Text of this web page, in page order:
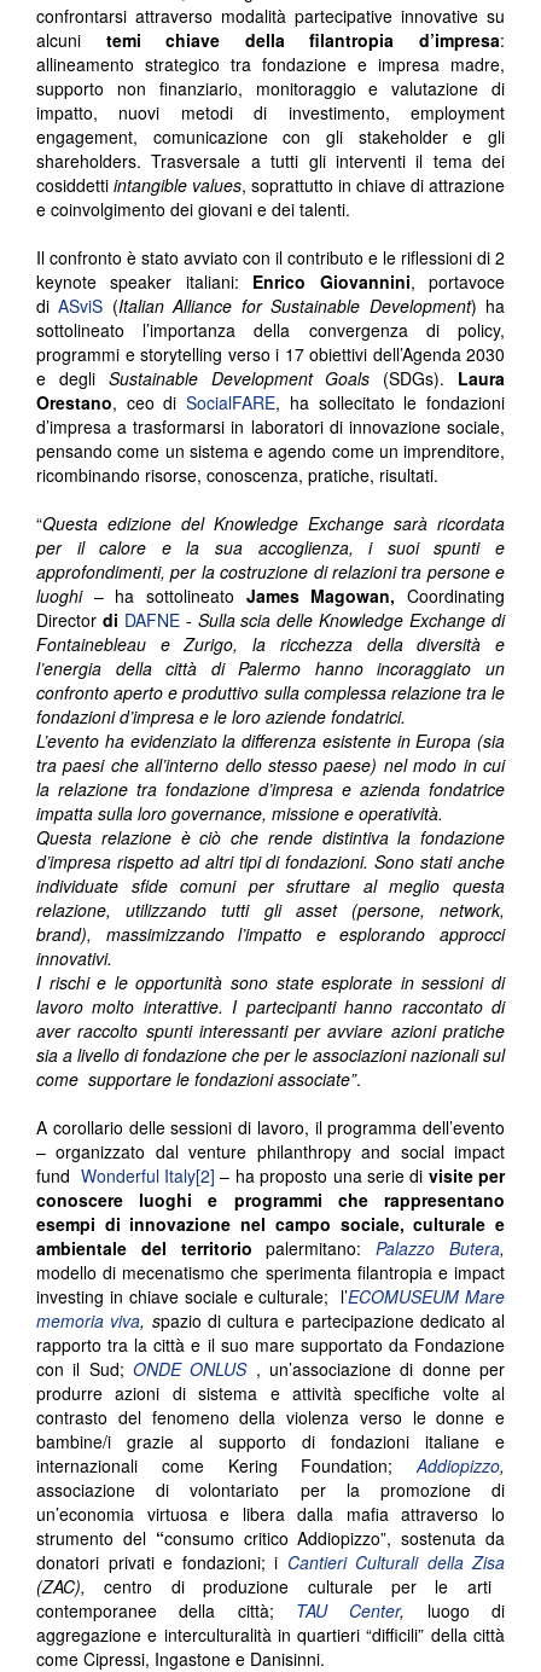
confrontarsi attraverso modalità partecipative innovative su
alcuni temi chiave della filantropia d’impresa:
allineamento strategico tra fondazione e impresa madre,
supporto non finanziario, monitoraggio e valutazione di
impatto, nuovi metodi di investimento, employment
engagement, comunicazione con gli stakeholder e gli
shareholders. Trasversale a tutti gli interventi il tema dei
cosiddetti intangible values, soprattutto in chiave di attrazione
e coinvolgimento dei giovani e dei talenti.
Il confronto è stato avviato con il contributo e le riflessioni di 2
keynote speaker italiani: Enrico Giovannini, portavoce
diASviS (Italian Alliance for Sustainable Development) ha
sottolineato l’importanza della convergenza di policy,
programmi e storytelling verso i 17 obiettivi dell’Agenda 2030
e degli Sustainable Development Goals (SDGs). Laura
Orestano, ceo diSocialFARE, ha sollecitato le fondazioni
d’impresa a trasformarsi in laboratori di innovazione sociale,
pensando come un sistema e agendo come un imprenditore,
ricombinando risorse, conoscenza, pratiche, risultati.
“Questa edizione del Knowledge Exchange sarà ricordata
per il calore e la sua accoglienza, i suoi spunti e
approfondimenti, per la costruzione di relazioni tra persone e
luoghi– ha sottolineato James Magowan,Coordinating
Director di DAFNE- Sulla scia delle Knowledge Exchange di
Fontainebleau e Zurigo, la ricchezza della diversità e
l’energia della città di Palermo hanno incoraggiato un
confronto aperto e produttivo sulla complessa relazione tra le
fondazioni d’impresa e le loro aziende fondatrici.
L’evento ha evidenziato la differenza esistente in Europa (sia
tra paesi che all’interno dello stesso paese) nel modo in cui
la relazione tra fondazione d’impresa e azienda fondatrice
impatta sulla loro governance, missione e operatività.
Questa relazione è ciò che rende distintiva la fondazione
d’impresa rispetto ad altri tipi di fondazioni. Sono stati anche
individuate sfide comuni per sfruttare al meglio questa
relazione, utilizzando tutti gli asset (persone, network,
brand), massimizzando l’impatto e esplorando approcci
innovativi.
I rischi e le opportunità sono state esplorate in sessioni di
lavoro molto interattive. I partecipanti hanno raccontato di
aver raccolto spunti interessanti per avviare azioni pratiche
sia a livello di fondazione che per le associazioni nazionali sul
come supportare le fondazioni associate”.
A corollario delle sessioni di lavoro, il programma dell’evento
– organizzato dal venture philanthropy and social impact
fund Wonderful Italy[2] – ha proposto una serie di visite per
conoscere luoghi e programmi che rappresentano
esempi di innovazione nel campo sociale, culturale e
ambientale del territorio palermitano:Palazzo Butera,
modello di mecenatismo che sperimenta filantropia e impact
investing in chiave sociale e culturale; l’ECOMUSEUM Mare
memoria viva, spazio di cultura e partecipazione dedicato al
rapporto tra la città e il suo mare supportato da Fondazione
con il Sud; ONDE ONLUS, un’associazione di donne per
produrre azioni di sistema e attività specifiche volte al
contrasto del fenomeno della violenza verso le donne e
bambine/i grazie al supporto di fondazioni italiane e
internazionali come Kering Foundation; Addiopizzo,
associazione di volontariato per la promozione di
un’economia virtuosa e libera dalla mafia attraverso lo
strumento del“consumo critico Addiopizzo”, sostenuta da
donatori privati e fondazioni; i Cantieri Culturali della Zisa
(ZAC),centro di produzione culturale per le arti
contemporanee della città; TAU Center, luogo di
aggregazione e interculturalità in quartieri “difficili” della città
come Cipressi, Ingastone e Danisinni.